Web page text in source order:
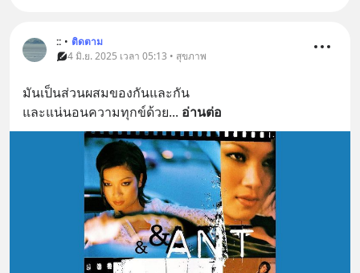
:: • ติดตาม
4 มิ.ย. 2025 เวลา 05:13 • สุขภาพ
มันเป็นส่วนผสมของกันและกัน
และแน่นอนความทุกข์ด้วย... อ่านต่อ